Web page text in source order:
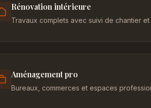
Rénovation intérieure
Travaux complets avec suivi de chantier
Aménagement pro
Bureaux, commerces et espaces